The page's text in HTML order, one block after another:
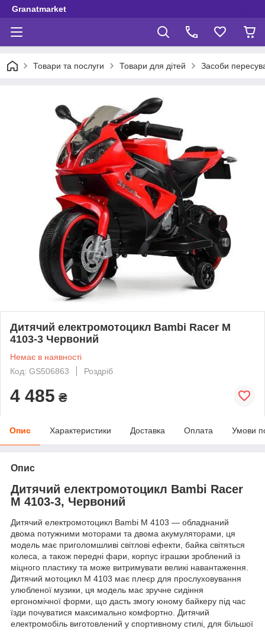
Granatmarket
Товари та послуги Товари для дітей Засоби
Дитячий електромотоцикл Bambi Racer M
4103-3 Червоний
Немає в наявності
Код: GS506863
Роздріб
4 485 ₴
Опис Характеристики Доставка Оплата Умови
Опис
Дитячий електромотоцикл Bambi Racer
M 4103-3, Червоний
Дитячий електромотоцикл Bambi M 4103 — обладнаний
двома потужними моторами та двома акумуляторами, ця
модель має приголомшливі світлові ефекти, байка світяться
колеса, а також передні фари, корпус іграшки зроблений із
міцного пластику та може витримувати великі навантаження.
Дитячий мотоцикл M 4103 має плеєр для прослуховування
улюбленої музики, ця модель має зручне сидіння
ергономічної форми, що дасть змогу юному байкеру під час
їзди почуватися максимально комфортно. Дитячий
електромобіль виготовлений у спортивному стилі, для більшої